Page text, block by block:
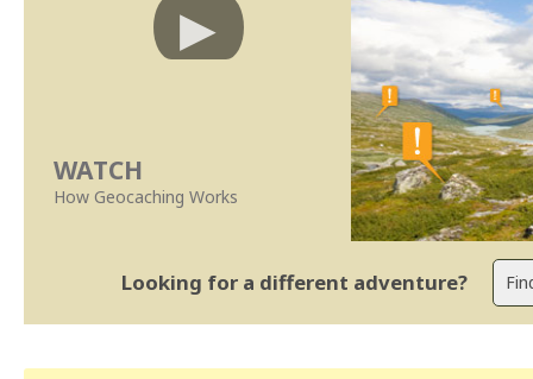
WATCH
How Geocaching Works
Looking for a different adventure?